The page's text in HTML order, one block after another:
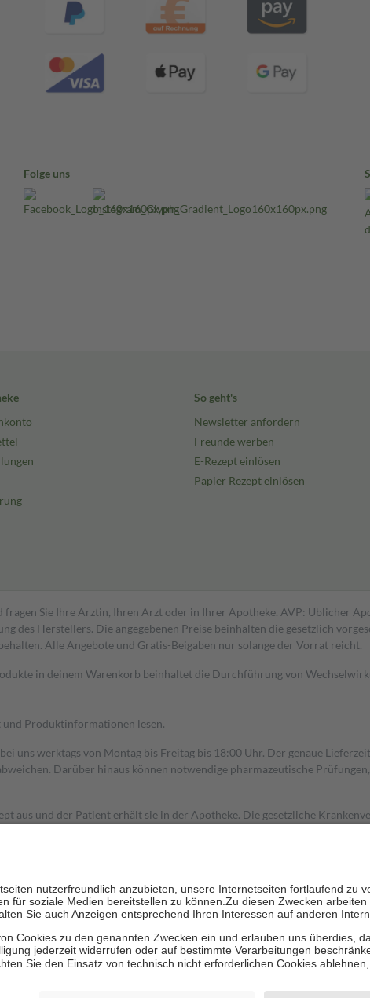
Folge uns
So geht's
Newsletter anfordern
Freunde werben
E-Rezept einlösen
Papier Rezept einlösen
fragen Sie Ihre Ärztin, Ihren Arzt oder in Ihrer Apotheke. AVP: Üblicher
Herstellers. Die angegebenen Preise beinhalten die gesetzlich
Alle Angebote und Gratis-Beigaben nur solange der Vorrat reicht.
in deinem Warenkorb beinhaltet die Durchführung von
Produktinformationen lesen.
uns werktags von Montag bis Freitag bis 18:00 Uhr. Der genaue
Darüber hinaus können notwendige pharmazeutische
aus und der Patient erhält sie in der Apotheke. Die gesetzliche
des Abgabepreises,
zehn Prozent der Kosten sowie zehn Euro je Verordnung.
stärken und die besondere Stellung der Familie zu unterstützen, fallen
getragen werden